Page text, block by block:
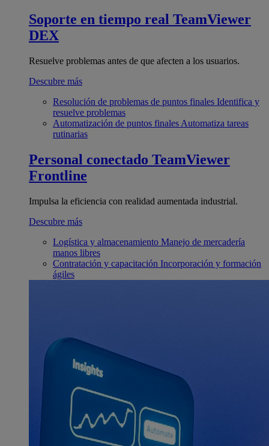
Soporte en tiempo real TeamViewer
DEX
Resuelve problemas antes de que afecten a los usuarios.
Descubre más
Resolución de problemas de puntos finales Identifica y
resuelve problemas
Automatización de puntos finales Automatiza tareas
rutinarias
Personal conectado TeamViewer
Frontline
Impulsa la eficiencia con realidad aumentada industrial.
Descubre más
Logística y almacenamiento Manejo de mercadería
manos libres
Contratación y capacitación Incorporación y formación
ágiles